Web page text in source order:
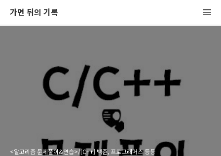
가면 뒤의 기록
<알고리즘 문제풀이&연습>/[C++] 백준, 프로그래머스 등등